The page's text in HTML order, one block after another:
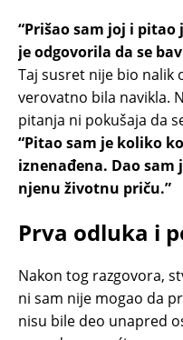
“Prišao sam joj i pitao
je odgovorila da se
Taj susret nije bio nalik
verovatno bila navikla.
pitanja ni pokušaja da
“Pitao sam je koliko
iznenađena. Dao sam
njenu životnu priču.”
Prva odluka i
Nakon tog razgovora,
ni sam nije mogao da
nisu bile deo unapred